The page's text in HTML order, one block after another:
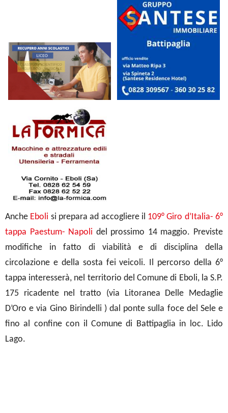
Anche Eboli si prepara ad accogliere il 109° Giro d’Italia- 6°
tappa Paestum- Napoli del prossimo 14 maggio. Previste
modifiche in fatto di viabilità e di disciplina della
circolazione e della sosta fei veicoli. Il percorso della 6°
tappa interesserà, nel territorio del Comune di Eboli, la S.P.
175 ricadente nel tratto (via Litoranea Delle Medaglie
D’Oro e via Gino Birindelli ) dal ponte sulla foce del Sele e
fino al confine con il Comune di Battipaglia in loc. Lido
Lago.